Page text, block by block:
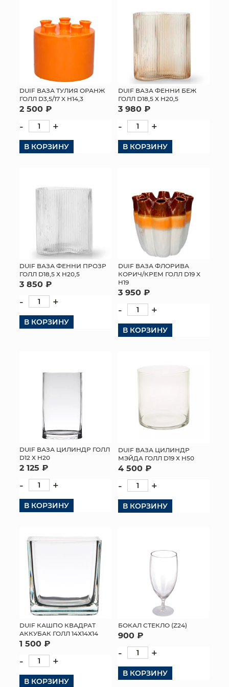
DUIF ВАЗА ТУЛИЯ ОРАНЖ
ГОЛЛ D3,5/17 X H14,3
2 500 ₽
- +
В КОРЗИНУ
DUIF ВАЗА ФЕННИ БЕЖ
ГОЛЛ D18,5 Х H20,5
3 980 ₽
- +
В КОРЗИНУ
DUIF ВАЗА ФЕННИ ПРОЗР
ГОЛЛ D18,5 Х H20,5
3 850 ₽
- +
В КОРЗИНУ
DUIF ВАЗА ФЛОРИВА
КОРИЧ/КРЕМ ГОЛЛ D19 X
H19
3 950 ₽
- +
В КОРЗИНУ
DUIF ВАЗА ЦИЛИНДР ГОЛЛ
D12 Х H20
2 125 ₽
- +
В КОРЗИНУ
DUIF ВАЗА ЦИЛИНДР
МЭЙДА ГОЛЛ D19 Х H50
4 500 ₽
- +
В КОРЗИНУ
DUIF КАШПО КВАДРАТ
АККУБАК ГОЛЛ 14Х14Х14
1 500 ₽
- +
В КОРЗИНУ
БОКАЛ СТЕКЛО (Z24)
900 ₽
- +
В КОРЗИНУ